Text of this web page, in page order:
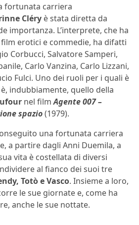
fortunata carriera
Cléry è stata diretta da
importanza. L’interprete, che ha
erotici e commedie, ha difatti
Corbucci, Salvatore Samperi,
Carlo Vanzina, Carlo Lizzani,
Fulci. Uno dei ruoli per i quali è
indubbiamente, quello della
nel filmAgente 007 –
spazio(1979).
una fortunata carriera
a partire dagli Anni Duemila, a
vita è costellata di diversi
al fianco dei suoi tre
Totò e Vasco. Insieme a loro,
le sue giornate e, come ha
anche le sue nottate.